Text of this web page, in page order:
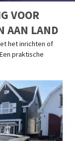
VOOR
AAN LAND
het inrichten of
praktische